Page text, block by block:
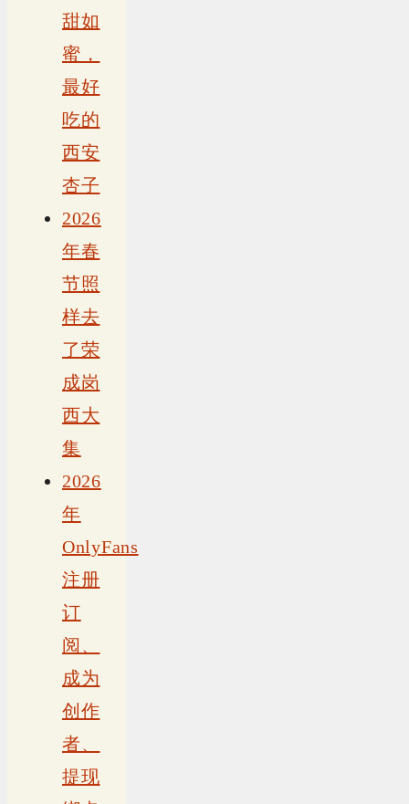
甜如
蜜，
最好
吃的
西安
杏子
2026
年春
节照
样去
了荣
成岗
西大
集
2026
年
OnlyFans
注册
订
阅、
成为
创作
者、
提现